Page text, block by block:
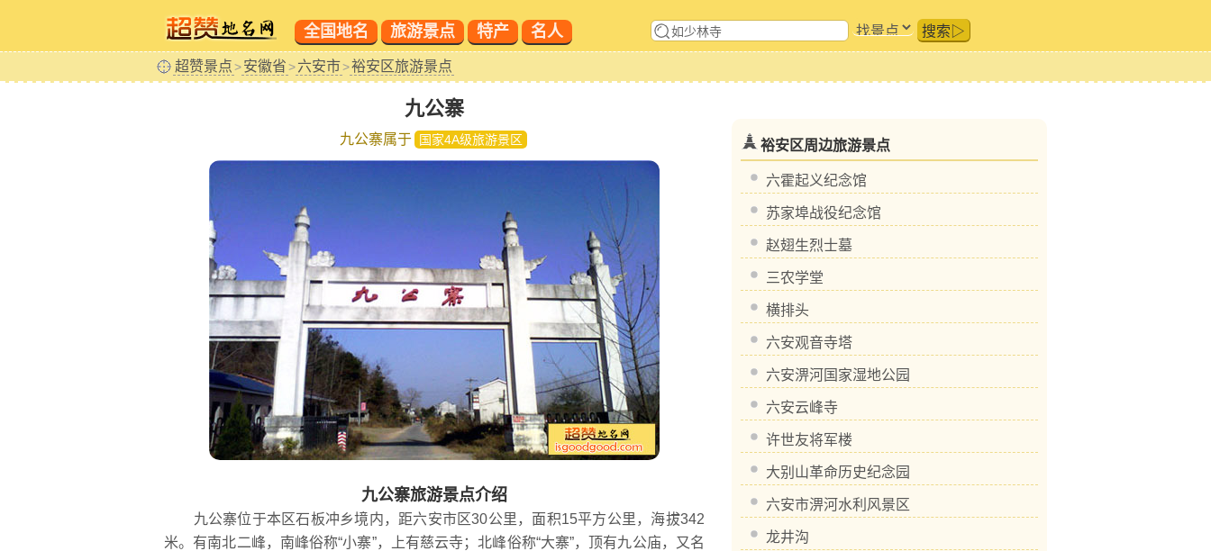
全国地名 旅游景点 特产 名人 搜索▷
超赞景点>安徽省>六安市>裕安区旅游景点
九公寨
九公寨属于 国家4A级旅游景区
九公寨旅游景点介绍
九公寨位于本区石板冲乡境内，距六安市区30公里，面积15平方公里，海拔342
米。有南北二峰，南峰俗称“小寨”，上有慈云寺；北峰俗称“大寨”，顶有九公庙，又名
裕安区周边旅游景点
六霍起义纪念馆
苏家埠战役纪念馆
赵翅生烈士墓
三农学堂
横排头
六安观音寺塔
六安淠河国家湿地公园
六安云峰寺
许世友将军楼
大别山革命历史纪念园
六安市淠河水利风景区
龙井沟